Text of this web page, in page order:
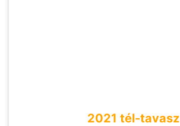
2021 tél-tavasz